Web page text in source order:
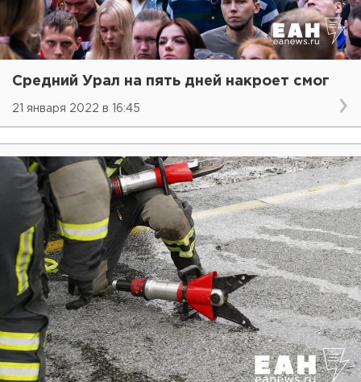
Средний Урал на пять дней накроет смог
21 января 2022 в 16:45